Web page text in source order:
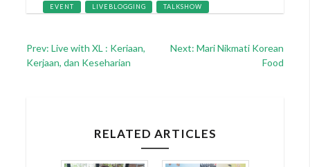
EVENT LIVEBLOGGING TALKSHOW
Post
navigation
Prev: Live with XL : Keriaan,
Kerjaan, dan Keseharian
Next: Mari Nikmati Korean
Food
RELATED ARTICLES